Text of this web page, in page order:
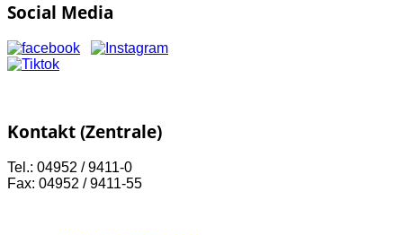
Social Media
Kontakt (Zentrale)
Tel.: 04952 / 9411-0
Fax: 04952 / 9411-55